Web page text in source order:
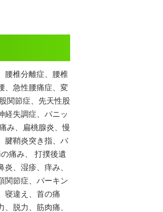
腰椎分離症、腰椎
、急性腰痛症、変
関節症、先天性股
経失調症、パニッ
み、扁桃腺炎、慢
腱鞘炎突き指、バ
痛み、 打撲後遺
、湿疹、痒み、
関節症、パーキン
寝違え、首の痛
脱力、筋肉痛、